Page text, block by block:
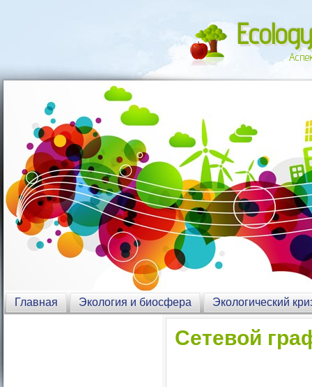
Главная Экология и биосфера Экологический
Сетевой